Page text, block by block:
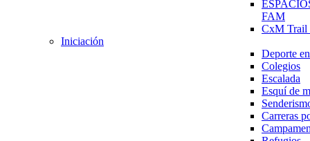
FAM
CxM
Iniciación
Deporte
Colegios
Escalada
Esquí de
Carreras